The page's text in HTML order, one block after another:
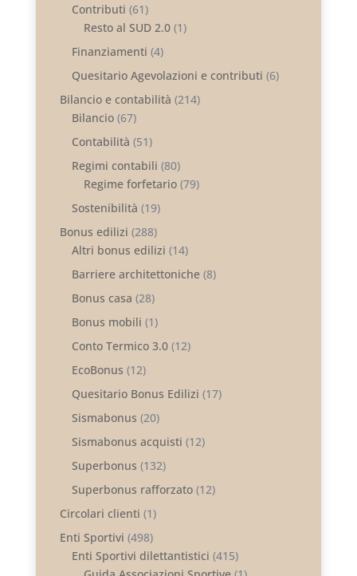
Contributi (61)
Resto al SUD 2.0(1)
Finanziamenti (4)
Quesitario Agevolazioni e contributi (6)
Bilancio e contabilità (214)
Bilancio(67)
Contabilità (51)
Regimi contabili (80)
Regime forfetario(79)
Sostenibilità (19)
Bonus edilizi (288)
Altri bonus edilizi (14)
Barriere architettoniche(8)
Bonus casa (28)
Bonus mobili (1)
Conto Termico 3.0(12)
EcoBonus (12)
Quesitario Bonus Edilizi (17)
Sismabonus (20)
Sismabonus acquisti (12)
Superbonus (132)
Superbonus rafforzato(12)
Circolari clienti (1)
Enti Sportivi (498)
Enti Sportivi dilettantistici (415)